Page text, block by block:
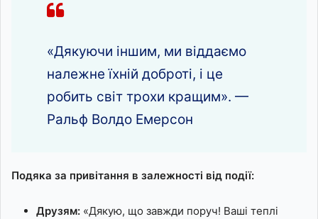
«Дякуючи іншим, ми віддаємо
належне їхній доброті, і це
робить світ трохи кращим». —
Ральф Волдо Емерсон
Подяка за привітання в залежності від події:
Друзям: «Дякую, що завжди поруч! Ваші теплі